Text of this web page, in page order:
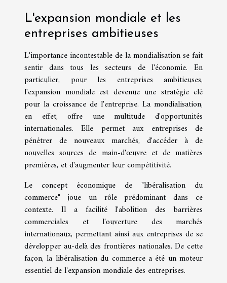
L'expansion mondiale et les
entreprises ambitieuses
L'importance incontestable de la mondialisation se fait
sentir dans tous les secteurs de l'économie. En
particulier, pour les entreprises ambitieuses,
l'expansion mondiale est devenue une stratégie clé
pour la croissance de l'entreprise. La mondialisation,
en effet, offre une multitude d'opportunités
internationales. Elle permet aux entreprises de
pénétrer de nouveaux marchés, d'accéder à de
nouvelles sources de main-d'œuvre et de matières
premières, et d'augmenter leur compétitivité.
Le concept économique de "libéralisation du
commerce" joue un rôle prédominant dans ce
contexte. Il a facilité l'abolition des barrières
commerciales et l'ouverture des marchés
internationaux, permettant ainsi aux entreprises de se
développer au-delà des frontières nationales. De cette
façon, la libéralisation du commerce a été un moteur
essentiel de l'expansion mondiale des entreprises.